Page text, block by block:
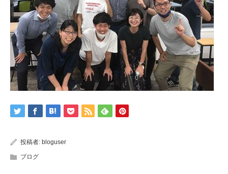
投稿者: bloguser
ブログ